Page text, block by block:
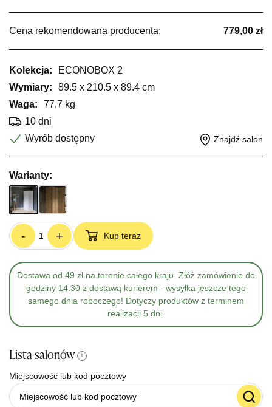
Cena rekomendowana producenta: 779,00 zł
Kolekcja:
ECONOBOX 2
Wymiary:
89.5 x 210.5 x 89.4 cm
Waga:
77.7 kg
10 dni
Wyrób dostępny
Znajdź salon
Warianty:
- + Kup teraz
Dostawa od 49 zł na terenie całego kraju. Złóż zamówienie do
godziny 14:30 z dostawą kurierem - wysyłka jeszcze tego
samego dnia roboczego! Dotyczy produktów z terminem
realizacji 5 dni.
Lista salonów i
Miejscowość lub kod pocztowy